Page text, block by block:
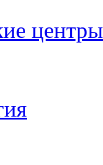
центры